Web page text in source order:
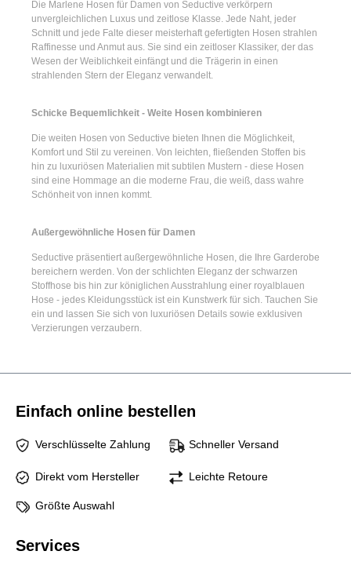
Die Marlene Hosen für Damen von Seductive verkörpern
unvergleichlichen Luxus und zeitlose Klasse. Jede Naht, jeder
Schnitt und jede Falte dieser meisterhaft gefertigten Hosen strahlen
Raffinesse und Anmut aus. Sie sind ein zeitloser Klassiker, der das
Wesen der Weiblichkeit einfängt und die Trägerin in einen
strahlenden Stern der Eleganz verwandelt.
Schicke Bequemlichkeit - Weite Hosen kombinieren
Die weiten Hosen von Seductive bieten Ihnen die Möglichkeit,
Komfort und Stil zu vereinen. Von leichten, fließenden Stoffen bis
hin zu luxuriösen Materialien mit subtilen Mustern - diese Hosen
sind eine Hommage an die moderne Frau, die weiß, dass wahre
Schönheit von innen kommt.
Außergewöhnliche Hosen für Damen
Seductive präsentiert außergewöhnliche Hosen, die Ihre Garderobe
bereichern werden. Von der schlichten Eleganz der schwarzen
Stoffhose bis hin zur königlichen Ausstrahlung einer royalblauen
Hose - jedes Kleidungsstück ist ein Kunstwerk für sich. Tauchen Sie
ein und lassen Sie sich von luxuriösen Details sowie exklusiven
Verzierungen verzaubern.
Einfach online bestellen
Verschlüsselte Zahlung Schneller Versand
Direkt vom Hersteller Leichte Retoure
Größte Auswahl
Services